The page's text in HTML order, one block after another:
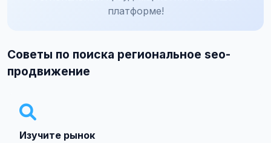
платформе!
Советы по поиска региональное seo-
продвижение
Изучите рынок